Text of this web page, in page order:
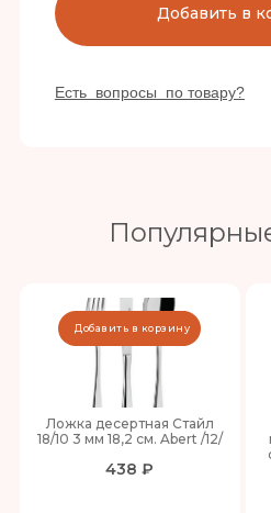
Добавить в
Есть вопросы по товару?
Ложка десертная Стайл
18/10 3 мм 18,2 см. Abert /12/
438 ₽
Добавить в корзину